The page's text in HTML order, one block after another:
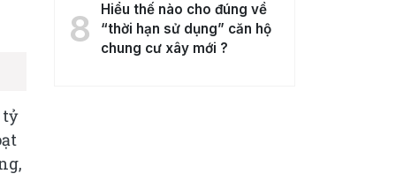
tỷ
8
Hiểu thế nào cho đúng về
“thời hạn sử dụng” căn hộ
chung cư xây mới ?